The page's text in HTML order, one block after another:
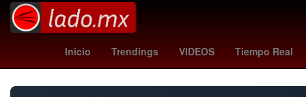
Inicio Trendings VIDEOS Tiempo Real
tottenham Leandro Paredes China